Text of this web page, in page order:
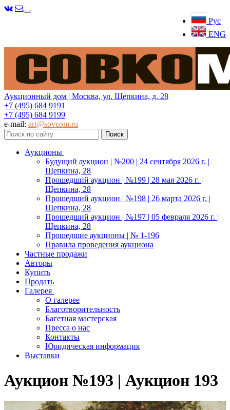
Рус
ENG
Меню
Аукционный дом | Москва, ул. Щепкина, д. 28
+7 (495) 684 9191
+7 (495) 684 9199
e-mail: art@sovcom.ru
Аукционы
Будущий аукцион | №200 | 24 сентября 2026 г. |
Щепкина, 28
Прошедший аукцион | №199 | 28 мая 2026 г. |
Щепкина, 28
Прошедший аукцион | №198 | 26 марта 2026 г. |
Щепкина, 28
Прошедший аукцион | №197 | 05 февраля 2026 г. |
Щепкина, 28
Прошедшие аукционы | № 1-196
Правила проведения аукциона
Частные продажи
Авторы
Купить
Продать
Галерея
О галерее
Благотворительность
Багетная мастерская
Пресса о нас
Контакты
Юридическая информация
Выставки
Аукцион №193 | Аукцион 193